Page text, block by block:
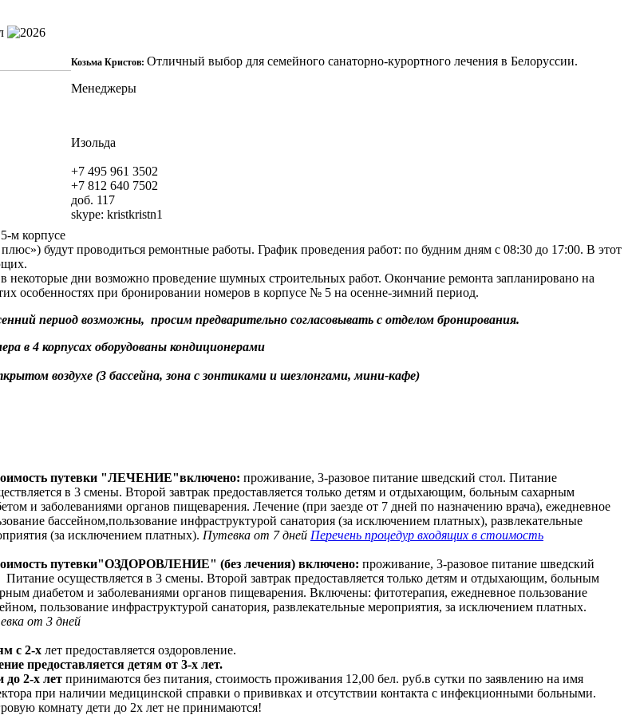
Козьма Кристов: Отличный выбор для семейного санаторно-курортного лечения в Белоруссии.
Менеджеры
Изольда
+7 495 961 3502
+7 812 640 7502
доб. 117
skype: kristkristn1
м корпусе
будут проводиться ремонтные работы. График проведения работ: по будним дням с 08:30 до 17:00. В этот
дни возможно проведение шумных строительных работ. Окончание ремонта запланировано на
особенностях при бронировании номеров в корпусе № 5 на осенне-зимний период.
период возможны, просим предварительно согласовывать с отделом бронирования.
в 4 корпусах оборудованы кондиционерами
воздухе (3 бассейна, зона с зонтиками и шезлонгами, мини-кафе)
путевки "ЛЕЧЕНИЕ"включено: проживание, 3-разовое питание шведский стол. Питание
в 3 смены. Второй завтрак предоставляется только детям и отдыхающим, больным сахарным
и заболеваниями органов пищеварения. Лечение (при заезде от 7 дней по назначению врача), ежедневное
бассейном,пользование инфраструктурой санатория (за исключением платных), развлекательные
(за исключением платных). Путевка от 7 дней Перечень процедур входящих в стоимость
путевки"ОЗДОРОВЛЕНИЕ" (без лечения) включено: проживание, 3-разовое питание шведский
Питание осуществляется в 3 смены. Второй завтрак предоставляется только детям и отдыхающим, больным
диабетом и заболеваниями органов пищеварения. Включены: фитотерапия, ежедневное пользование
пользование инфраструктурой санатория, развлекательные мероприятия, за исключением платных.
от 3 дней
с 2-х лет предоставляется оздоровление.
предоставляется детям от 3-х лет.
до 2-х лет принимаются без питания, стоимость проживания 12,00 бел. руб.в сутки по заявлению на имя
при наличии медицинской справки о прививках и отсутствии контакта с инфекционными больными.
комнату дети до 2х лет не принимаются!